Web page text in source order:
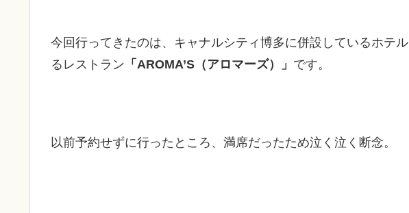
今回行ってきたのは、キャナルシティ博多に併設しているホテル
るレストラン 「AROMA’S（アロマーズ）」 です。
以前予約せずに行ったところ、満席だったため泣く泣く断念。